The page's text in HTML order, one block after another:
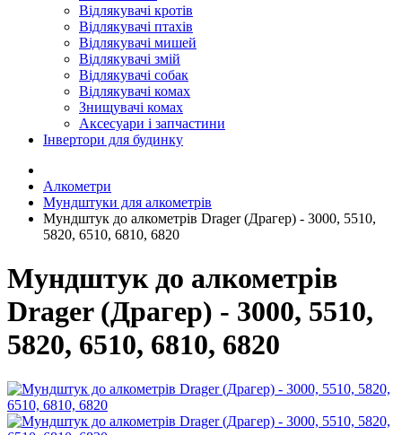
Відлякувачі кротів
Відлякувачі птахів
Відлякувачі мишей
Відлякувачі змій
Відлякувачі собак
Відлякувачі комах
Знищувачі комах
Аксесуари і запчастини
Інвертори для будинку
Алкометри
Мундштуки для алкометрів
Мундштук до алкометрів Drager (Драгер) - 3000, 5510,
5820, 6510, 6810, 6820
Мундштук до алкометрів
Drager (Драгер) - 3000, 5510,
5820, 6510, 6810, 6820